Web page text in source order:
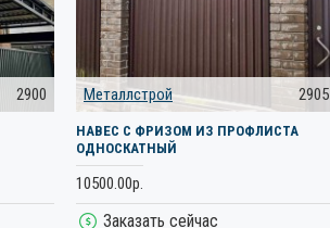
2900 Металлстрой 2905
НАВЕС С ФРИЗОМ ИЗ ПРОФЛИСТА
ОДНОСКАТНЫЙ
10500.00р.
Заказать сейчас